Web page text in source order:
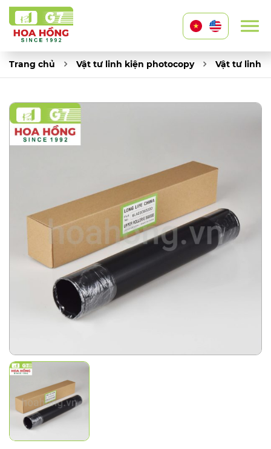
Trang chủ Vật tư linh kiện photocopy Vật tư linh